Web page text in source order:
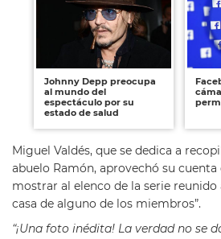
Johnny Depp preocupa
al mundo del
espectáculo por su
estado de salud
Miguel Valdés, que se dedica a
abuelo Ramón, aprovechó su
mostrar al elenco de la serie reunido
casa de alguno de los miembros”.
“¡Una foto inédita! La verdad no se